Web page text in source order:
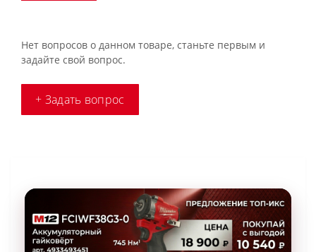
Нет вопросов о данном товаре, станьте первым и
задайте свой вопрос.
+ Задать вопрос